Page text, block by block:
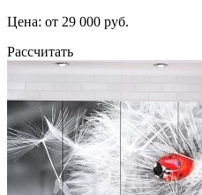
Цена: от 29 000 руб.
Рассчитать